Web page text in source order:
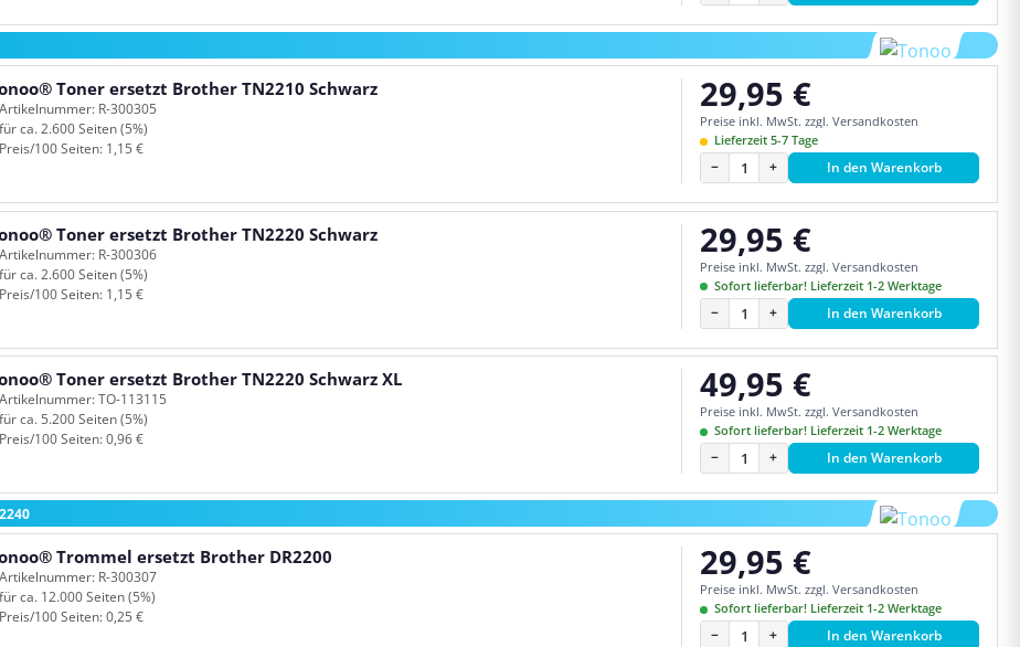
Toner ersetzt Brother TN2210 Schwarz
R-300305
ca. 2.600 Seiten (5%)
100 Seiten: 1,15 €
Regulärer Preis:
29,95 €
Preise inkl. MwSt. zzgl. Versandkosten
Lieferzeit 5-7 Tage
− + In den Warenkorb
Toner ersetzt Brother TN2220 Schwarz
R-300306
ca. 2.600 Seiten (5%)
100 Seiten: 1,15 €
Regulärer Preis:
29,95 €
Preise inkl. MwSt. zzgl. Versandkosten
Sofort lieferbar! Lieferzeit 1-2 Werktage
− + In den Warenkorb
Toner ersetzt Brother TN2220 Schwarz XL
TO-113115
ca. 5.200 Seiten (5%)
100 Seiten: 0,96 €
Regulärer Preis:
49,95 €
Preise inkl. MwSt. zzgl. Versandkosten
Sofort lieferbar! Lieferzeit 1-2 Werktage
− + In den Warenkorb
Trommel ersetzt Brother DR2200
R-300307
ca. 12.000 Seiten (5%)
100 Seiten: 0,25 €
Regulärer Preis:
29,95 €
Preise inkl. MwSt. zzgl. Versandkosten
Sofort lieferbar! Lieferzeit 1-2 Werktage
− + In den Warenkorb